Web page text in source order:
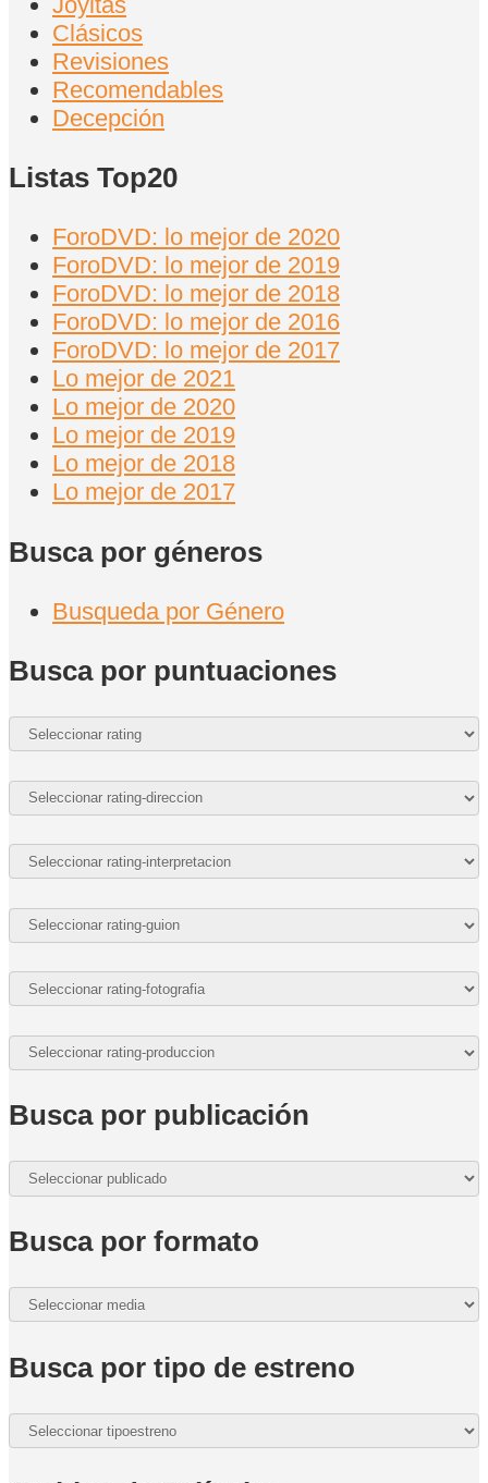
Clásicos
Revisiones
Recomendables
Decepción
Listas Top20
ForoDVD: lo mejor de 2020
ForoDVD: lo mejor de 2019
ForoDVD: lo mejor de 2018
ForoDVD: lo mejor de 2016
ForoDVD: lo mejor de 2017
Lo mejor de 2021
Lo mejor de 2020
Lo mejor de 2019
Lo mejor de 2018
Lo mejor de 2017
Busca por géneros
Busqueda por Género
Busca por puntuaciones
Busca por publicación
Busca por formato
Busca por tipo de estreno